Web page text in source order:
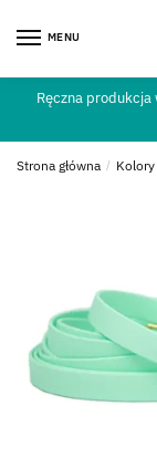
MENU
Ręczna
Strona główna / Kolory